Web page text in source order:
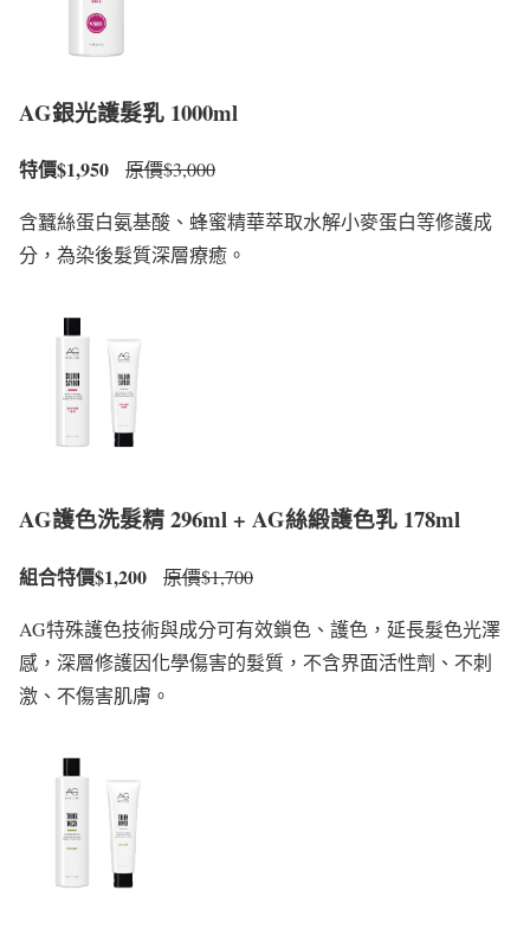
AG銀光護髮乳 1000ml
特價$1,950 原價$3,000
含蠶絲蛋白氨基酸、蜂蜜精華萃取水解小麥蛋白等修護成
分，為染後髮質深層療癒。
AG護色洗髮精 296ml + AG絲緞護色乳 178ml
組合特價$1,200 原價$1,700
AG特殊護色技術與成分可有效鎖色、護色，延長髮色光澤
感，深層修護因化學傷害的髮質，不含界面活性劑、不刺
激、不傷害肌膚。